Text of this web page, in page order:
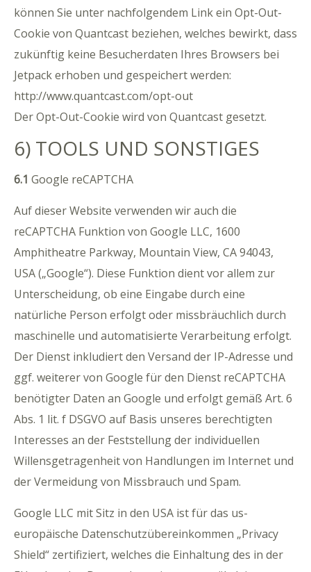
können Sie unter nachfolgendem Link ein Opt-Out-
Cookie von Quantcast beziehen, welches bewirkt, dass
zukünftig keine Besucherdaten Ihres Browsers bei
Jetpack erhoben und gespeichert werden:
http://www.quantcast.com/opt-out
Der Opt-Out-Cookie wird von Quantcast gesetzt.
6) TOOLS UND SONSTIGES
6.1 Google reCAPTCHA
Auf dieser Website verwenden wir auch die
reCAPTCHA Funktion von Google LLC, 1600
Amphitheatre Parkway, Mountain View, CA 94043,
USA („Google“). Diese Funktion dient vor allem zur
Unterscheidung, ob eine Eingabe durch eine
natürliche Person erfolgt oder missbräuchlich durch
maschinelle und automatisierte Verarbeitung erfolgt.
Der Dienst inkludiert den Versand der IP-Adresse und
ggf. weiterer von Google für den Dienst reCAPTCHA
benötigter Daten an Google und erfolgt gemäß Art. 6
Abs. 1 lit. f DSGVO auf Basis unseres berechtigten
Interesses an der Feststellung der individuellen
Willensgetragenheit von Handlungen im Internet und
der Vermeidung von Missbrauch und Spam.
Google LLC mit Sitz in den USA ist für das us-
europäische Datenschutzübereinkommen „Privacy
Shield“ zertifiziert, welches die Einhaltung des in der